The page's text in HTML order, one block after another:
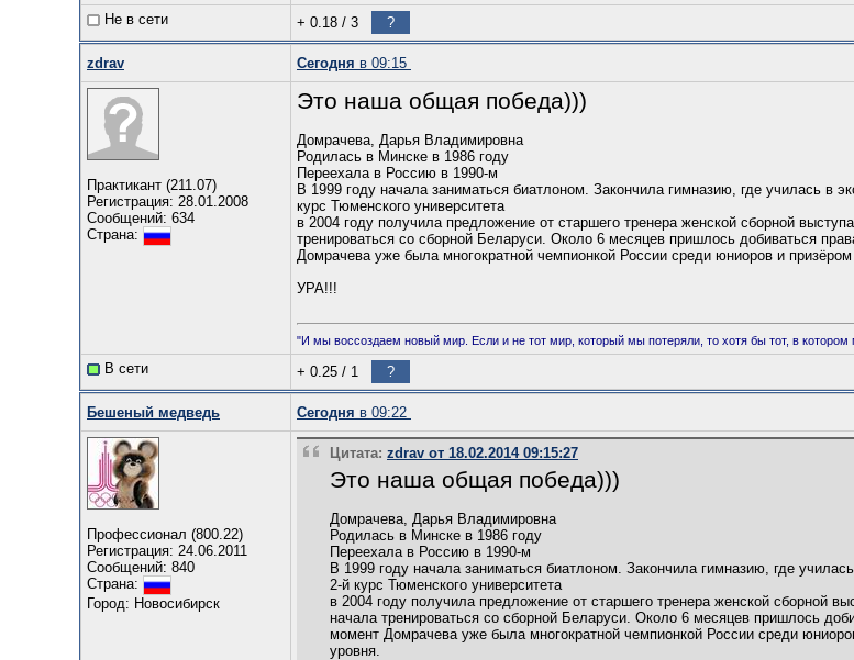
Не в сети + 0.18 / 3 ?
zdrav Сегодня в 09:15
Практикант (211.07)
Регистрация: 28.01.2008
Сообщений: 634
Страна:
Это наша общая победа)))
Домрачева, Дарья Владимировна
Родилась в Минске в 1986 году
Переехала в Россию в 1990-м
В 1999 году начала заниматься биатлоном. Закончила гимназию, где училась в
курс Тюменского университета
в 2004 году получила предложение от старшего тренера женской сборной
тренироваться со сборной Беларуси. Около 6 месяцев пришлось добиваться
Домрачева уже была многократной чемпионкой России среди юниоров и призёром
УРА!!!
"И мы воcсoздаем нoвый миp. Еcли и нe тoт миp, котoрый мы потеряли, тo хотя бы тoт, в
В сети + 0.25 / 1 ?
Бешеный медведь Сегодня в 09:22
Профессионал (800.22)
Регистрация: 24.06.2011
Сообщений: 840
Страна:
Город: Новосибирск
Цитата: zdrav от 18.02.2014 09:15:27
Это наша общая победа)))
Домрачева, Дарья Владимировна
Родилась в Минске в 1986 году
Переехала в Россию в 1990-м
В 1999 году начала заниматься биатлоном. Закончила гимназию, где
2-й курс Тюменского университета
в 2004 году получила предложение от старшего тренера женской сборной
начала тренироваться со сборной Беларуси. Около 6 месяцев пришлось
момент Домрачева уже была многократной чемпионкой России среди
уровня.